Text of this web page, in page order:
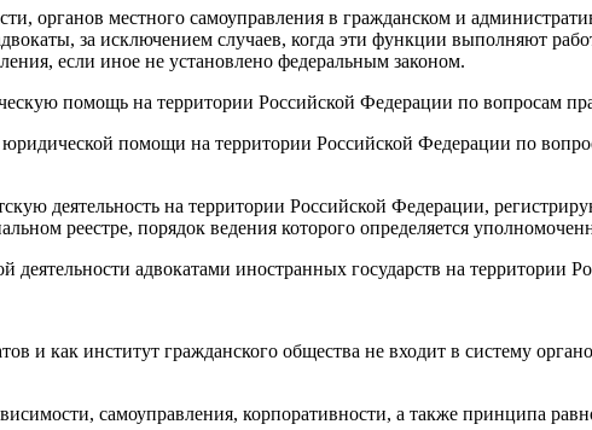
органов местного самоуправления в гражданском и
за исключением случаев, когда эти функции выполняют
если иное не установлено федеральным законом.
помощь на территории Российской Федерации по вопросам
помощи на территории Российской Федерации по
деятельность на территории Российской Федерации,
реестре, порядок ведения которого определяется
деятельности адвокатами иностранных государств на территории
и как институт гражданского общества не входит в систему
самоуправления, корпоративности, а также принципа